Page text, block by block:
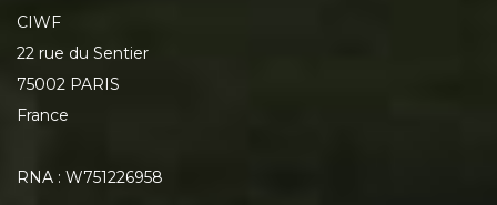
CIWF
22 rue du Sentier
75002 PARIS
France
RNA : W751226958